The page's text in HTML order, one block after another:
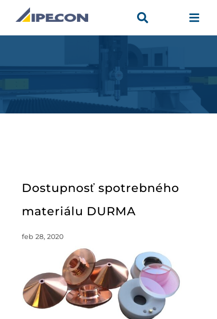
 
Dostupnosť spotrebného
materiálu DURMA
feb 28, 2020